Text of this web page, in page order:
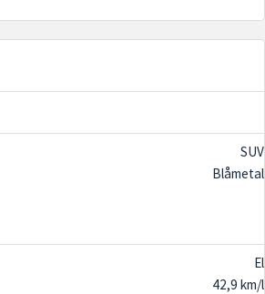
SUV
Blåmetal
El
42,9 km/l